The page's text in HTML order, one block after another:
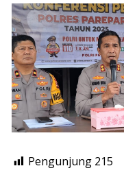
Pengunjung 215